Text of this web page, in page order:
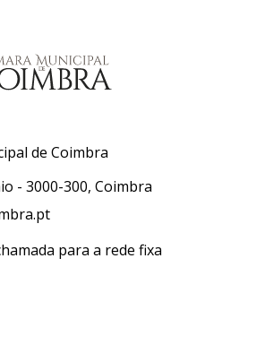
de Coimbra
- 3000-300, Coimbra
para a rede fixa